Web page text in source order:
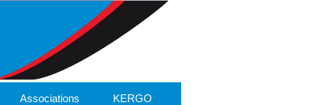
Associations KERGO